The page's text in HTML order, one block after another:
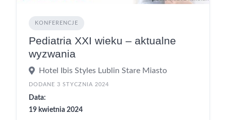
KONFERENCJE
Pediatria XXI wieku – aktualne
wyzwania
Hotel Ibis Styles Lublin Stare Miasto
DODANE 3 STYCZNIA 2024
Data:
19 kwietnia 2024